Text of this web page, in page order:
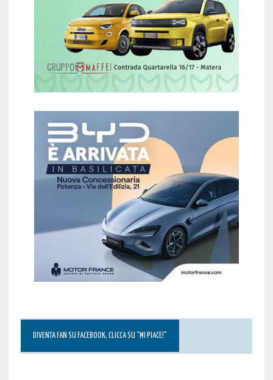
DIVENTA FAN SU FACEBOOK, CLICCA SU “MI PIACE!”